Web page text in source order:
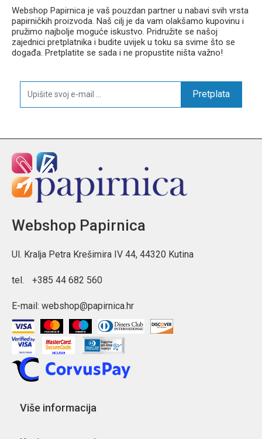
Webshop Papirnica je vaš pouzdan partner u nabavi svih vrsta
papirničkih proizvoda. Naš cilj je da vam olakšamo kupovinu i
pružimo najbolje moguće iskustvo. Pridružite se našoj
zajednici pretplatnika i budite uvijek u toku sa svime što se
događa. Pretplatite se sada i ne propustite ništa važno!
Pretplata
Webshop Papirnica
Ul. Kralja Petra Krešimira IV 44, 44320 Kutina
tel. +385 44 682 560
E-mail: webshop@papirnica.hr
Više informacija